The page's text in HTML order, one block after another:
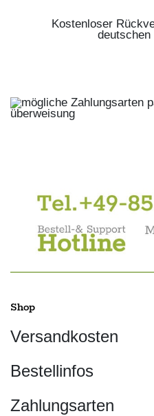
Kostenloser
deutschen
Shop
Versandkosten
Bestellinfos
Zahlungsarten